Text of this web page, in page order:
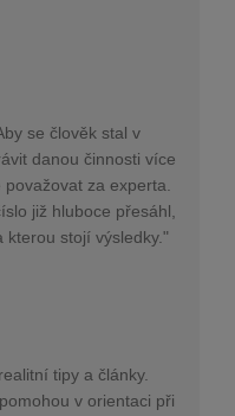
se člověk stal v
danou činnosti více
za experta.
již hluboce přesáhl,
kterou stojí výsledky."
tipy a články.
v orientaci při